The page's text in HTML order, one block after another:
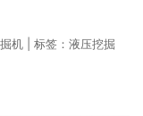
机 | 标签：液压挖掘